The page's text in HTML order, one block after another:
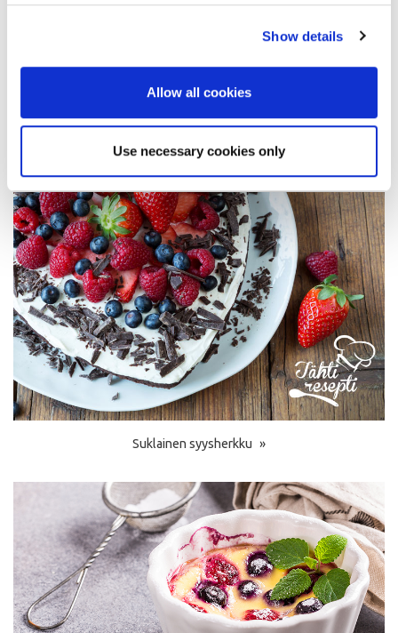
Show details
Allow all cookies
Use necessary cookies only
Raikas marjakiisseli
Suklainen syysherkku